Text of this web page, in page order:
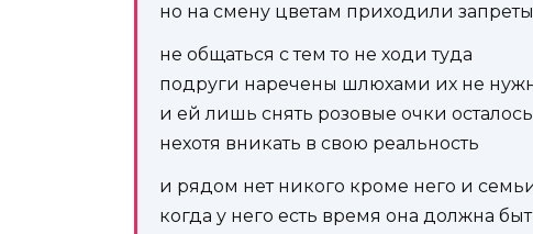
но на смену цветам приходили запреты
не общаться с тем то не ходи туда
подруги наречены шлюхами их не
и ей лишь снять розовые очки осталось
нехотя вникать в свою реальность
и рядом нет никого кроме него и
когда у него есть время она должна